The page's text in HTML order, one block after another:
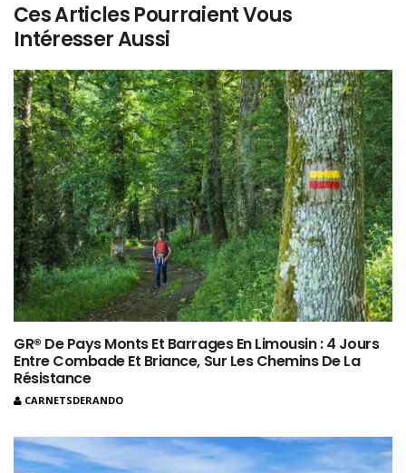
Ces Articles Pourraient Vous
Intéresser Aussi
GR® De Pays Monts Et Barrages En Limousin : 4 Jours
Entre Combade Et Briance, Sur Les Chemins De La
Résistance
CARNETSDERANDO